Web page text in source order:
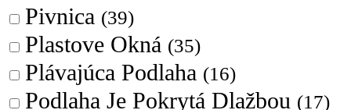
Pivnica (39)
Plastove Okná (35)
Plávajúca Podlaha (16)
Podlaha Je Pokrytá Dlažbou (17)